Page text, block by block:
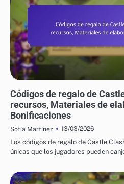
Códigos de regalo de
recursos, Materiales de
Bonificaciones
Sofía Martínez
13/03/2026
Los códigos de regalo de Castle
únicas que los jugadores pueden